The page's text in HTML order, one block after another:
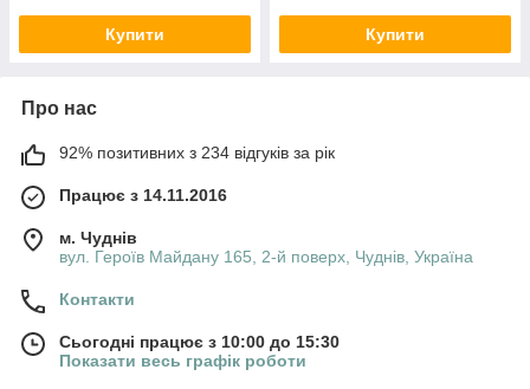
Купити Купити
Про нас
92% позитивних з 234 відгуків за рік
Працює з 14.11.2016
м. Чуднів
вул. Героїв Майдану 165, 2-й поверх, Чуднів, Україна
Контакти
Сьогодні працює з 10:00 до 15:30
Показати весь графік роботи